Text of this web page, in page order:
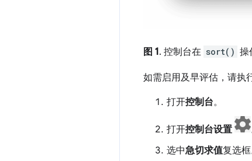
图 1. 控制台在 sort() 操
如需启用及早评估，请执
打开控制台。
打开控制台设置
选中急切求值复选框